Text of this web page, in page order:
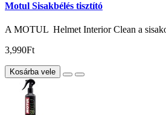
Motul Sisakbélés tisztító
A MOTUL Helmet Interior Clean a
3,990Ft
Kosárba vele